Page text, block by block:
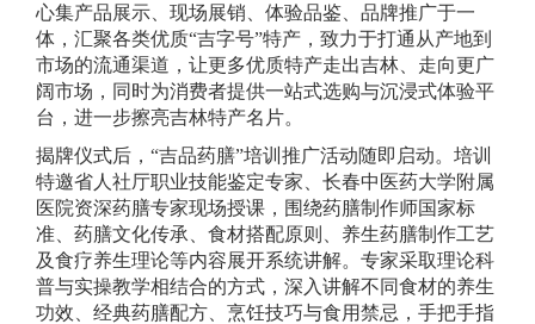
心集产品展示、现场展销、体验品鉴、品牌推广于一
体，汇聚各类优质“吉字号”特产，致力于打通从产地到
市场的流通渠道，让更多优质特产走出吉林、走向更广
阔市场，同时为消费者提供一站式选购与沉浸式体验平
台，进一步擦亮吉林特产名片。
揭牌仪式后，“吉品药膳”培训推广活动随即启动。培训
特邀省人社厅职业技能鉴定专家、长春中医药大学附属
医院资深药膳专家现场授课，围绕药膳制作师国家标
准、药膳文化传承、食材搭配原则、养生药膳制作工艺
及食疗养生理论等内容展开系统讲解。专家采取理论科
普与实操教学相结合的方式，深入讲解不同食材的养生
功效、经典药膳配方、烹饪技巧与食用禁忌，手把手指